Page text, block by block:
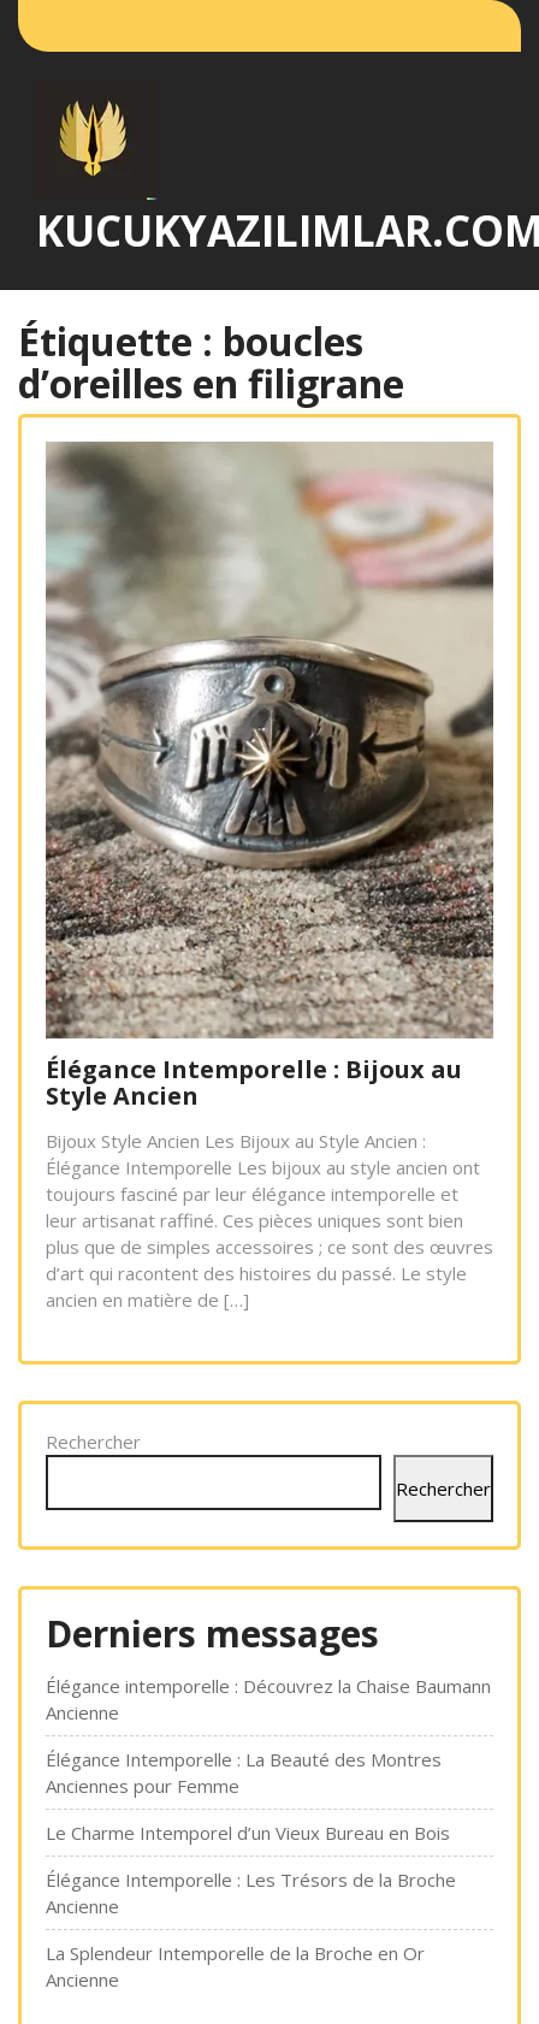
Étiquette : boucles
d’oreilles en filigrane
Élégance Intemporelle : Bijoux au
Style Ancien
Bijoux Style Ancien Les Bijoux au Style Ancien :
Élégance Intemporelle Les bijoux au style ancien ont
toujours fasciné par leur élégance intemporelle et
leur artisanat raffiné. Ces pièces uniques sont bien
plus que de simples accessoires ; ce sont des œuvres
d’art qui racontent des histoires du passé. Le style
ancien en matière de […]
Rechercher
Rechercher
Derniers messages
Élégance intemporelle : Découvrez la Chaise Baumann
Ancienne
Élégance Intemporelle : La Beauté des Montres
Anciennes pour Femme
Le Charme Intemporel d’un Vieux Bureau en Bois
Élégance Intemporelle : Les Trésors de la Broche
Ancienne
La Splendeur Intemporelle de la Broche en Or
Ancienne